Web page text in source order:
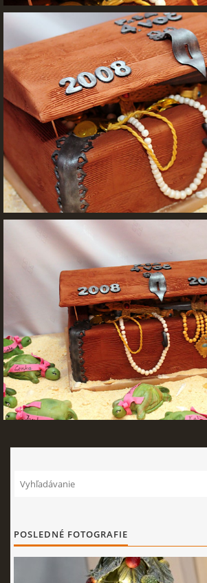
POSLEDNÉ FOTOGRAFIE